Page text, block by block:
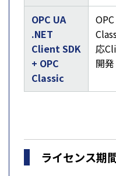
OPC UA
.NET
Client SDK
+ OPC
Classic
OPC
応
開発
ライセンス期